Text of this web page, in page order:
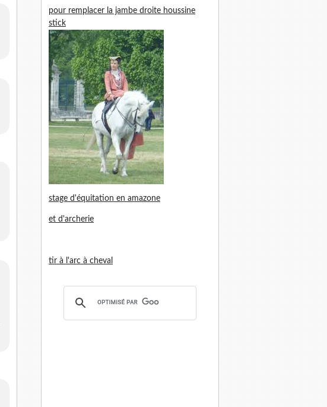
pour remplacer la jambe droite houssine
stick
stage d'équitation en amazone
et d'archerie
tir à l'arc à cheval